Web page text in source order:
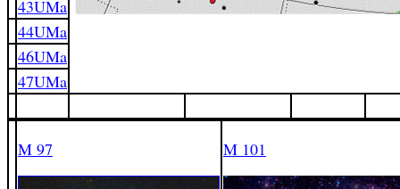
43UMa
44UMa
46UMa
47UMa
M 97 M 101